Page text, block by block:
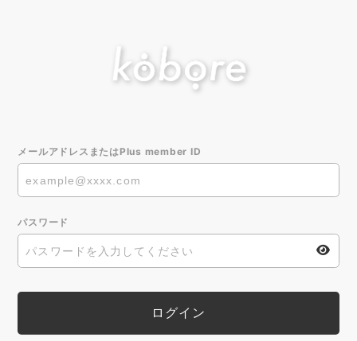
メールアドレスまたはPlus member ID
パスワード